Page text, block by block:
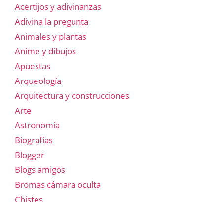
Acertijos y adivinanzas
Adivina la pregunta
Animales y plantas
Anime y dibujos
Apuestas
Arqueología
Arquitectura y construcciones
Arte
Astronomía
Biografías
Blogger
Blogs amigos
Bromas cámara oculta
Chistes